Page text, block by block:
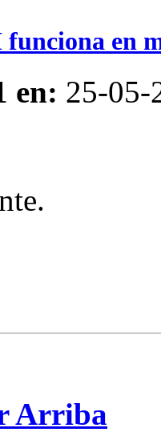
funciona en
en: 25-05-
Arriba